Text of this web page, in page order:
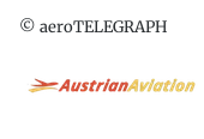
© aeroTELEGRAPH